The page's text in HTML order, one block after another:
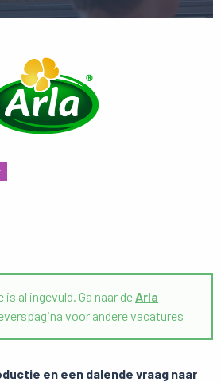
is al ingevuld. Ga naar de Arla
voor andere vacatures
en een dalende vraag naar